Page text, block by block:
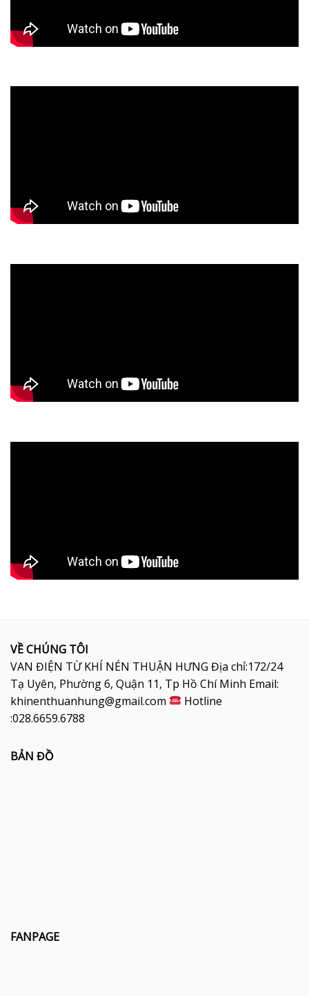
VỀ CHÚNG TÔI
VAN ĐIỆN TỪ KHÍ NÉN THUẬN HƯNG Địa chỉ:172/24
Tạ Uyên, Phường 6, Quận 11, Tp Hồ Chí Minh Email:
khinenthuanhung@gmail.com
Hotline
:028.6659.6788
BẢN ĐỒ
FANPAGE